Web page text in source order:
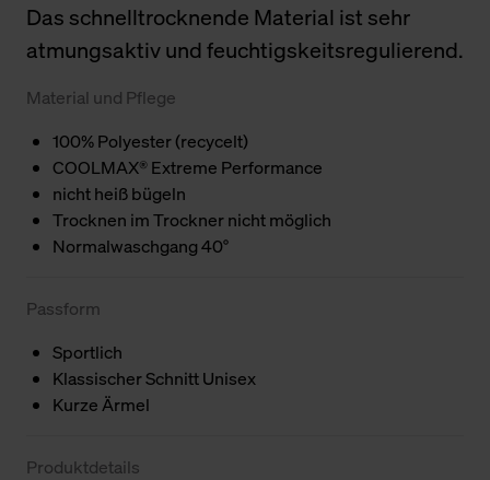
Das schnelltrocknende Material ist sehr
atmungsaktiv und feuchtigskeitsregulierend.
Material und Pflege
100% Polyester (recycelt)
COOLMAX® Extreme Performance
nicht heiß bügeln
Trocknen im Trockner nicht möglich
Normalwaschgang 40°
Passform
Sportlich
Klassischer Schnitt Unisex
Kurze Ärmel
Produktdetails